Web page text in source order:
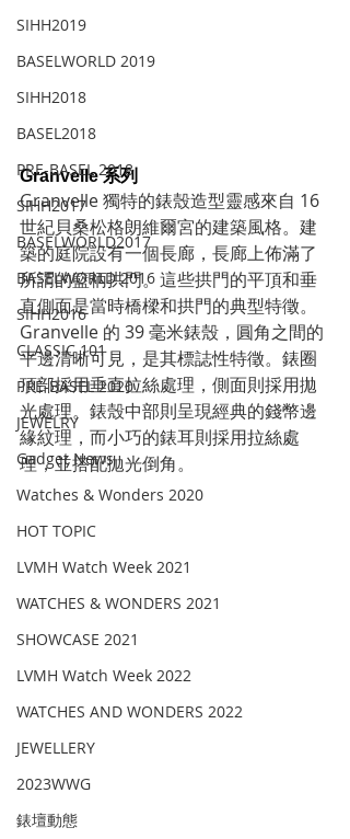
SIHH2019
BASELWORLD 2019
SIHH2018
BASEL2018
PRE-BASEL 2018
SIHH2017
BASELWORLD2017
BASELWORLD 2016
SIHH2016
CLASSIC 101
PRE-BASEL 2020
JEWELRY
Gadget News
Watches & Wonders 2020
HOT TOPIC
LVMH Watch Week 2021
WATCHES & WONDERS 2021
SHOWCASE 2021
LVMH Watch Week 2022
WATCHES AND WONDERS 2022
JEWELLERY
2023WWG
錶壇動態
Granvelle 系列
Granvelle 獨特的錶殼造型靈感來自 16
世紀貝桑松格朗維爾宮的建築風格。建
築的庭院設有一個長廊，長廊上佈滿了
所謂的籃柄拱門。這些拱門的平頂和垂
直側面是當時橋樑和拱門的典型特徵。
Granvelle 的 39 毫米錶殼，圓角之間的
平邊清晰可見，是其標誌性特徵。錶圈
頂部採用垂直拉絲處理，側面則採用拋
光處理。錶殼中部則呈現經典的錢幣邊
緣紋理，而小巧的錶耳則採用拉絲處
理，並搭配拋光倒角。